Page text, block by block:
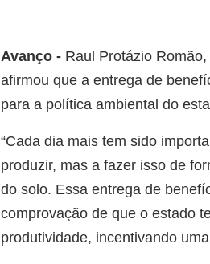
Avanço - Raul Protázio
afirmou que a entrega de
para a política ambiental do
“Cada dia mais tem sido
produzir, mas a fazer isso de
do solo. Essa entrega de
comprovação de que o estado
produtividade, incentivando